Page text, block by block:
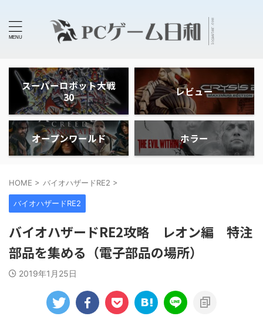
スーパーロボット大戦
30
レビュー
オープンワールド ホラー
HOME > バイオハザードRE2 >
バイオハザードRE2
バイオハザードRE2攻略 レオン編 特注
部品を集める（電子部品の場所）
2019年1月25日